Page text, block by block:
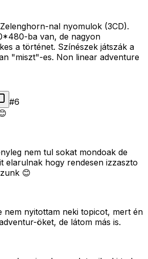
nal nyomulok (3CD).
ba van, de nagyon
a történet. Színészek játszák a
"miszt"-es. Non linear adventure
#6
nem tul sokat mondoak de
elarulnak hogy rendesen izzaszto
😊
nem nyitottam neki topicot, mert én
öket, de látom más is.